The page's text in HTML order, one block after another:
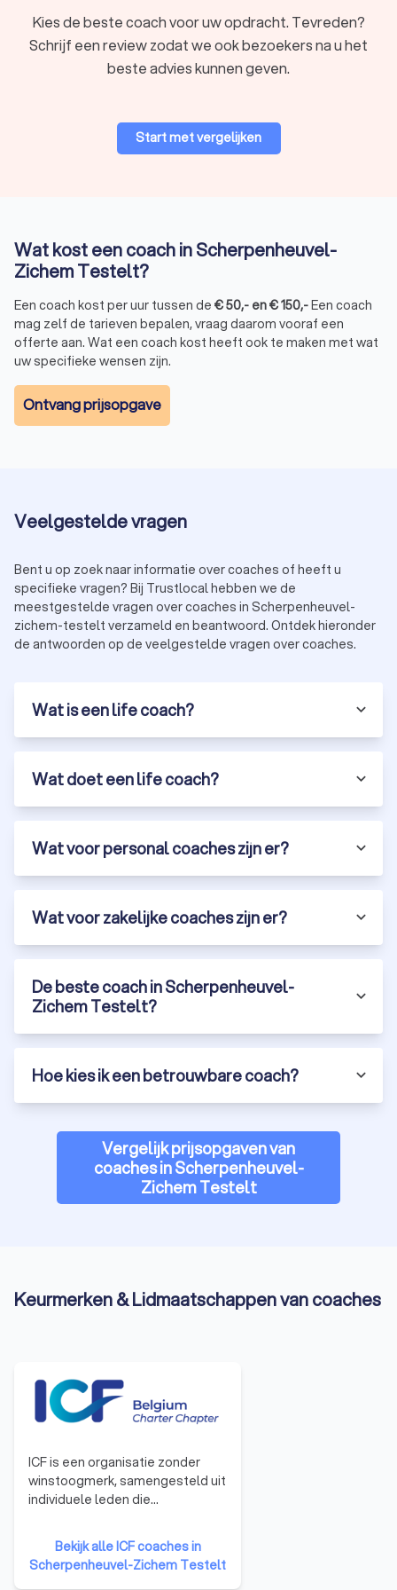
Kies de beste coach voor uw opdracht. Tevreden?
Schrijf een review zodat we ook bezoekers na u het
beste advies kunnen geven.
Start met vergelijken
Wat kost een coach in Scherpenheuvel-
Zichem Testelt?
Een coach kost per uur tussen de €50,- en€150,-Een coach
mag zelf de tarieven bepalen, vraag daarom vooraf een
offerte aan. Wat een coach kost heeft ook te maken met wat
uw specifieke wensen zijn.
Ontvang prijsopgave
Veelgestelde vragen
Bent u op zoek naar informatie over coaches of heeft u
specifieke vragen? Bij Trustlocal hebben we de
meestgestelde vragen over coaches in Scherpenheuvel-
zichem-testelt verzameld en beantwoord. Ontdek hieronder
de antwoorden op de veelgestelde vragen over coaches.
Wat is een life coach?
Wat doet een life coach?
Wat voor personal coaches zijn er?
Wat voor zakelijke coaches zijn er?
De beste coach in Scherpenheuvel-
Zichem Testelt?
Hoe kies ik een betrouwbare coach?
Vergelijk prijsopgaven van
coaches in Scherpenheuvel-
Zichem Testelt
Keurmerken & Lidmaatschappen van coaches
ICF is een organisatie zonder
winstoogmerk, samengesteld uit
individuele leden die
de ganse wereld en die optreden
als coach in het zakelijke of privé
leven. ICF is op dit ogenblik de
Bekijk alle ICF coaches in
Scherpenheuvel-Zichem Testelt